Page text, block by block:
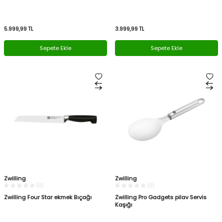
5.999,99 TL
Sepete Ekle
3.999,99 TL
Sepete Ekle
Zwilling
(0)
Zwilling Four Star ekmek Bıçağı
Zwilling
(0)
Zwilling Pro Gadgets pilav Servis
Kaşığı